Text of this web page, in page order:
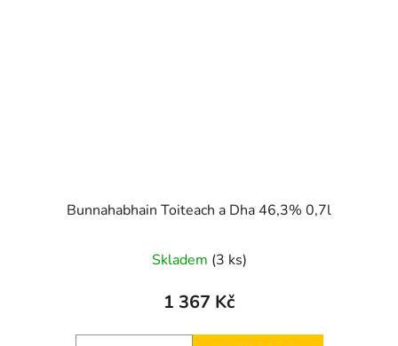
Bunnahabhain Toiteach a Dha 46,3% 0,7l
Skladem (3 ks)
1 367 Kč